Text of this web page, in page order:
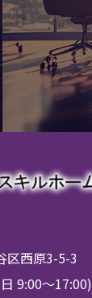
区西原3-5-3
9:00～17:00)